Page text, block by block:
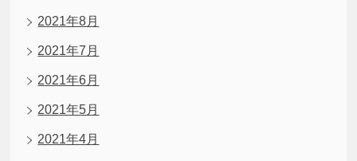
2021年8月
2021年7月
2021年6月
2021年5月
2021年4月